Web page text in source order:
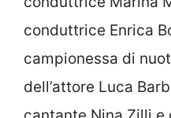
conduttrice Enrica
campionessa di
dell’attore Luca